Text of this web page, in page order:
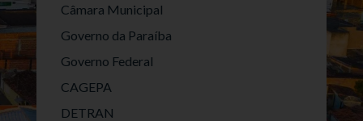
Câmara Municipal
Governo da Paraíba
Governo Federal
CAGEPA
DETRAN